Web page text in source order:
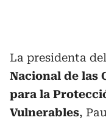
La presidenta
Nacional de las
para la
Vulnerables,